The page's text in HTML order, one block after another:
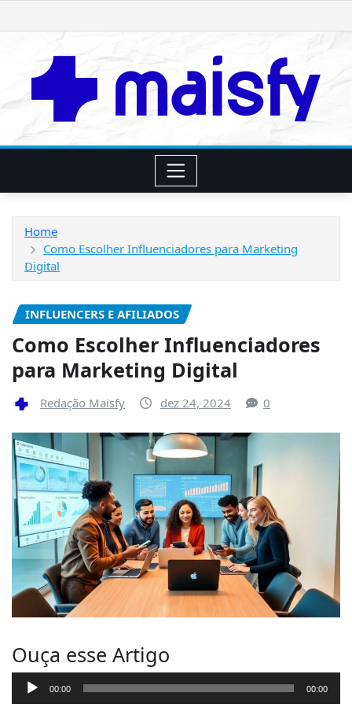
to
Home
Como Escolher Influenciadores para Marketing
Digital
INFLUENCERS E AFILIADOS
Como Escolher Influenciadores
para Marketing Digital
Redação Maisfy dez 24, 2024 0
Ouça esse Artigo
o
00:00 00:00